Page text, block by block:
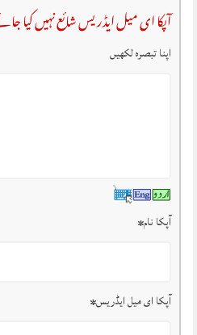
آپکا ای میل ایڈریس شائع نہیں کیا
اپنا تبصرہ لکھیں
آپکا نام*
آپکا ای میل ایڈریس*